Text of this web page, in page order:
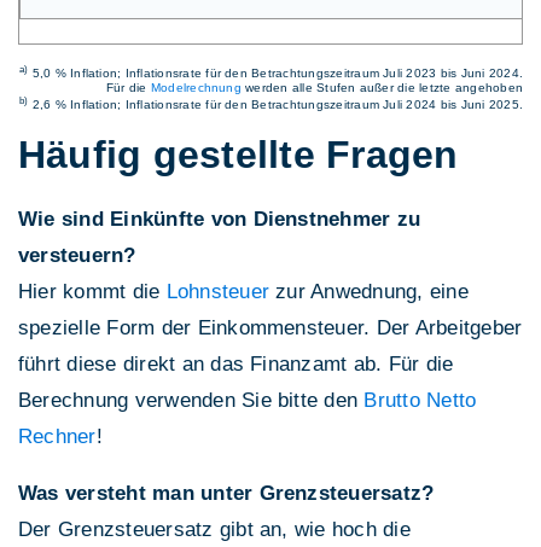
a) 5,0 % Inflation; Inflationsrate für den Betrachtungszeitraum Juli 2023 bis Juni 2024.
Für die Modelrechnung werden alle Stufen außer die letzte angehoben
b) 2,6 % Inflation; Inflationsrate für den Betrachtungszeitraum Juli 2024 bis Juni 2025.
Häufig gestellte Fragen
Wie sind Einkünfte von Dienstnehmer zu
versteuern?
Hier kommt die Lohnsteuer zur Anwednung, eine
spezielle Form der Einkommensteuer. Der Arbeitgeber
führt diese direkt an das Finanzamt ab. Für die
Berechnung verwenden Sie bitte den Brutto Netto
Rechner!
Was versteht man unter Grenzsteuersatz?
Der Grenzsteuersatz gibt an, wie hoch die